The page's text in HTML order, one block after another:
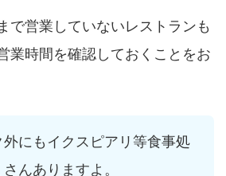
で営業していないレストランも
業時間を確認しておくことをお
外にもイクスピアリ等食事処
んありますよ。